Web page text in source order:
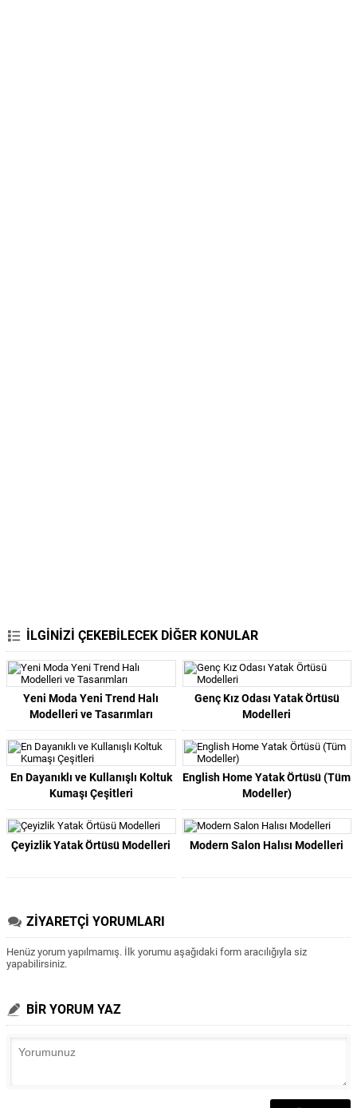
İLGİNİZİ ÇEKEBİLECEK DİĞER KONULAR
Yeni Moda Yeni Trend Halı
Modelleri ve Tasarımları
Genç Kız Odası Yatak Örtüsü
Modelleri
En Dayanıklı ve Kullanışlı Koltuk
Kumaşı Çeşitleri
English Home Yatak Örtüsü (Tüm
Modeller)
Çeyizlik Yatak Örtüsü Modelleri Modern Salon Halısı Modelleri
ZİYARETÇİ YORUMLARI
Henüz yorum yapılmamış. İlk yorumu aşağıdaki form aracılığıyla siz
yapabilirsiniz.
BİR YORUM YAZ